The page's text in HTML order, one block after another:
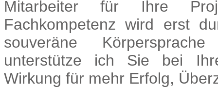
Mitarbeiter für Ihre
Fachkompetenz wird erst
souveräne
unterstütze ich Sie bei
Wirkung für mehr Erfolg,